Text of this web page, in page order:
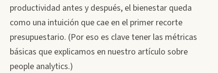
productividad antes y después, el bienestar queda
como una intuición que cae en el primer recorte
presupuestario. (Por eso es clave tener las métricas
básicas que explicamos en nuestro artículo sobre
people analytics.)